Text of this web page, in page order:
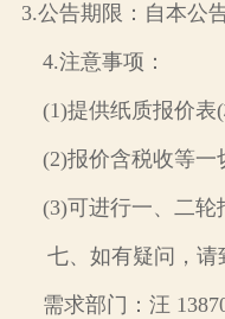
3.公告期限：自本公
4.注意事项：
(1)提供纸质报价表
(2)报价含税收等一
(3)可进行一、二轮
七、如有疑问，请
需求部门：汪